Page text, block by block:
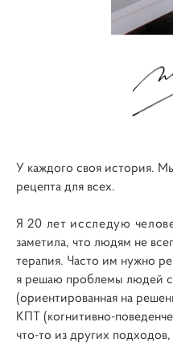
У каждого своя история.
рецепта для всех.
Я 20 лет исследую
заметила, что людям не
терапия. Часто им нужно
я решаю проблемы людей
(ориентированная на
КПТ (когнитивно-
что-то из других